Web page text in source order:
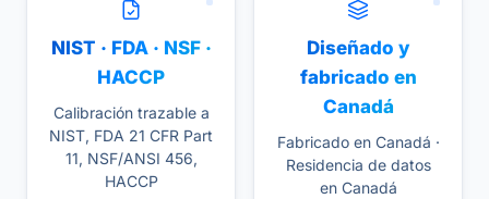
NIST · FDA · NSF ·
HACCP
Calibración trazable a
NIST, FDA 21 CFR Part
11, NSF/ANSI 456,
HACCP
Diseñado y
fabricado en
Canadá
Fabricado en Canadá ·
Residencia de datos
en Canadá